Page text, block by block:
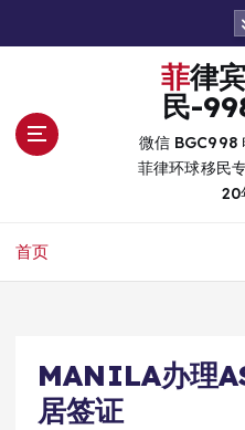
菲律宾环球移
民-
微信 BGC998
菲律环球移民
20
首页
MANILA办理
居签证